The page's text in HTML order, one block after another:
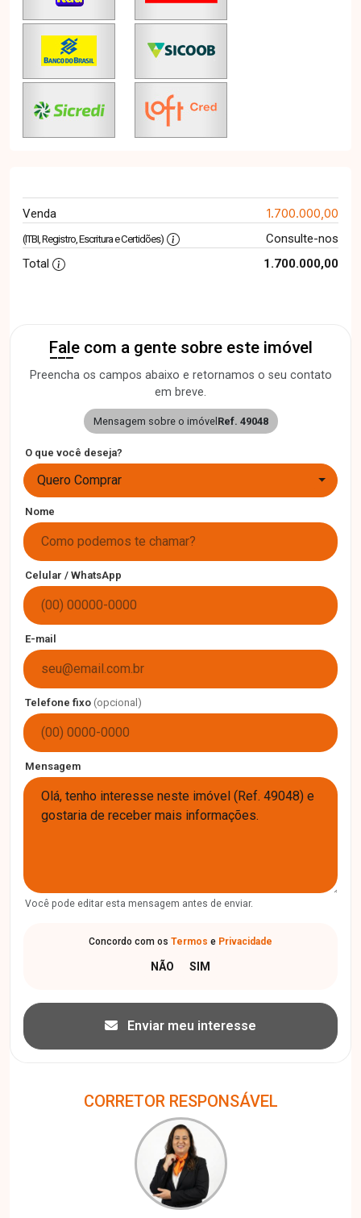
Venda 1.700.000,00
(ITBI, Registro, Escritura e Certidões)
Consulte-nos
Total
1.700.000,00
Fale com a gente sobre este imóvel
Preencha os campos abaixo e retornamos o seu contato
em breve.
Mensagem sobre o imóvel Ref. 49048
O que você deseja?
Quero Comprar
Nome
Celular / WhatsApp
E-mail
Telefone fixo (opcional)
Mensagem
Você pode editar esta mensagem antes de enviar.
Concordo com os Termos e Privacidade
Enviar meu interesse
CORRETOR RESPONSÁVEL